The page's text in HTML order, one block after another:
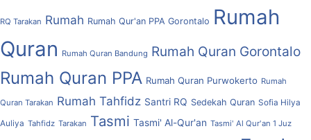
RQ Tarakan Rumah Rumah Qur'an PPA Gorontalo Rumah
Quran Rumah Quran Bandung Rumah Quran Gorontalo
Rumah Quran PPA Rumah Quran Purwokerto Rumah
Quran Tarakan Rumah Tahfidz Santri RQ Sedekah Quran Sofia Hilya
Auliya Tahfidz Tarakan Tasmi Tasmi' Al-Qur'an Tasmi' Al Qur'an 1 Juz